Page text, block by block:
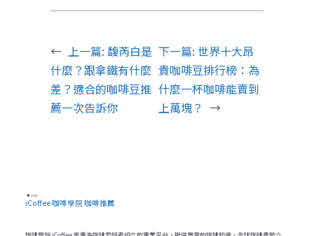
← 上一篇: 馥芮白是
什麼？跟拿鐵有什麼
差？適合的咖啡豆推
薦一次告訴你
下一篇:世界十大昂
貴咖啡豆排行榜：為
什麼一杯咖啡能賣到
上萬塊？ →
iCoffee 咖啡學院 咖啡推薦